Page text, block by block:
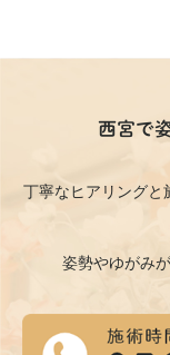
西宮で
丁寧なヒアリングと
姿勢やゆがみ